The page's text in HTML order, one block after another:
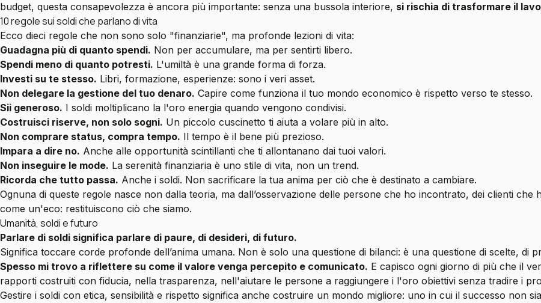
budget, questa consapevolezza è ancora più importante: senza una bussola interiore, si rischia di trasformare il
10 regole sui soldi che parlano di vita
Ecco dieci regole che non sono solo "finanziarie", ma profonde lezioni di vita:
Guadagna più di quanto spendi. Non per accumulare, ma per sentirti libero.
Spendi meno di quanto potresti. L'umiltà è una grande forma di forza.
Investi su te stesso. Libri, formazione, esperienze: sono i veri asset.
Non delegare la gestione del tuo denaro. Capire come funziona il tuo mondo economico è rispetto verso te stesso.
Sii generoso. I soldi moltiplicano la l'oro energia quando vengono condivisi.
Costruisci riserve, non solo sogni. Un piccolo cuscinetto ti aiuta a volare più in alto.
Non comprare status, compra tempo. Il tempo è il bene più prezioso.
Impara a dire no. Anche alle opportunità scintillanti che ti allontanano dai tuoi valori.
Non inseguire le mode. La serenità finanziaria è uno stile di vita, non un trend.
Ricorda che tutto passa. Anche i soldi. Non sacrificare la tua anima per ciò che è destinato a cambiare.
Ognuna di queste regole nasce non dalla teoria, ma dall’osservazione delle persone che ho incontrato, dei clienti che
come un'eco: restituiscono ciò che siamo.
Umanità, soldi e futuro
Parlare di soldi significa parlare di paure, di desideri, di futuro.
Significa toccare corde profonde dell’anima umana. Non è solo una questione di bilanci: è una questione di scelte, di
Spesso mi trovo a riflettere su come il valore venga percepito e comunicato. E capisco ogni giorno di più che il
rapporti costruiti con fiducia, nella trasparenza, nell'aiutare le persone a raggiungere i l'oro obiettivi senza tradire i
Gestire i soldi con etica, sensibilità e rispetto significa anche costruire un mondo migliore: uno in cui il successo non